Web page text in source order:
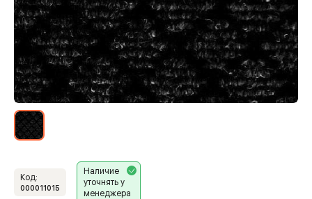
Код:
000011015
Наличие
уточнять у
менеджера